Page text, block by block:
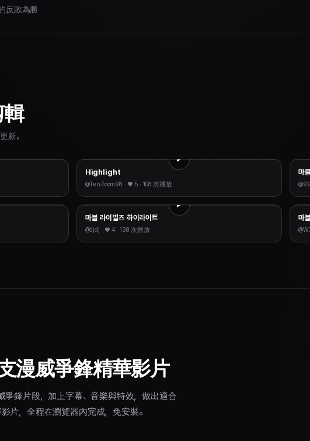
反敗為勝
輯
新。
Highlight
@TenZoom98 · ♥ 5 · 108 次播放
마
@
마블 라이벌즈 하이라이트
@djdj · ♥ 4· 138 次播放
마
@
漫威爭鋒精華影片
爭鋒片段，加上字幕、音樂與特效，做出適合
片，全程在瀏覽器內完成，免安裝。